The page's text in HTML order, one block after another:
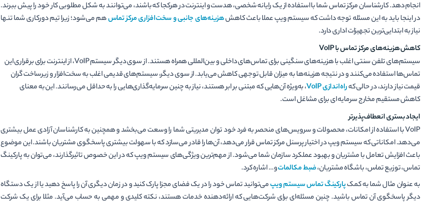
انجام دهد. کارشناسان مرکز تماس شما با استفاده از یک رایانه شخصی، هدست و اینترنت در هرکجا که باشند، می‌توانند به شکل مطلوبی کار خود را پیش ببرند.
در اینجا باید به این مسئله توجه داشت که سیستم ویپ عملا باعث کاهشهزینه‌های جانبی و سخت‌افزاری مرکز تماسهم می‌شود؛ زیرا تیم دورکاری شما تنها
نیاز به ابتدایی‌ترین تجهیزات اداری دارد.
کاهش هزینه‌های مرکز تماس با VoIP
سیستم‌های تلفن سنتی اغلب با هزینه‌های سنگینی برای تماس‌های داخلی و بین‌المللی همراه هستند. از سوی دیگر سیستم VoIP، از اینترنت برای برقراری این
تماس‌ها استفاده می‌کنند و در نتیجه هزینه‌ها به میزان قابل توجهی کاهش می‌یابد. از سوی دیگر، سیستم‌های قدیمی اغلب به سخت‌افزار و زیرساخت گران
قیمت نیاز دارند، در حالی کهراه‌اندازی VoIP
، به‌ویژه آن‌هایی که مبتنی بر ابر هستند، نیاز به چنین سرمایه‌گذاری‌هایی را به حداقل می‌رسانند. این به معنای
کاهش مستقیم مخارج سرمایه ای برای مشاغل است.
ایجاد بستری انعطاف‌پذیرتر
VoIP با استفاده از امکانات، محصولات و سرویس‌های منحصر به فرد خود توان مدیریتی شما را وسعت می‌بخشد و همچنین به کارشناسان آزادی عمل بیشتری
می‌دهد. امکاناتی که سیستم ویپ در اختیار پرسنل مرکز تماس قرار می‌دهد، آن‌ها را قادر می‌سازد که با سهولت بیشتری پاسخگوی مشتریان باشند. این موضوع
باعث افزایش تعامل با مشتریان و بهبود عملکرد سازمان شما می‌شود. از مهم‌ترین ویژگی‌های سیستم ویپ که در این خصوص تاثیرگذارند، می‌توان به پارکینگ
تماس، توزیع تماس، باشگاه مشتریان،ضبط مکالماتو… اشاره کرد.
به عنوان مثال شما به کمکپارکینگ تماس سیستم ویپمی‌توانید تماس خود را در یک فضای مجزا پارک کنید و در زمان دیگری آن را پاسخ دهید یا از یک دستگاه
دیگر پاسخگوی آن تماس باشید. چنین مسئله‌ای برای شرکت‌هایی که ارائه‌دهنده خدمات هستند، نکته کلیدی و مهمی به حساب می‌آید. مثلا برای یک شرکت